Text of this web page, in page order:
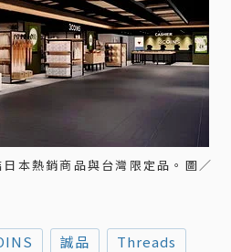
本熱銷商品與台灣限定品。圖／
誠品 Threads